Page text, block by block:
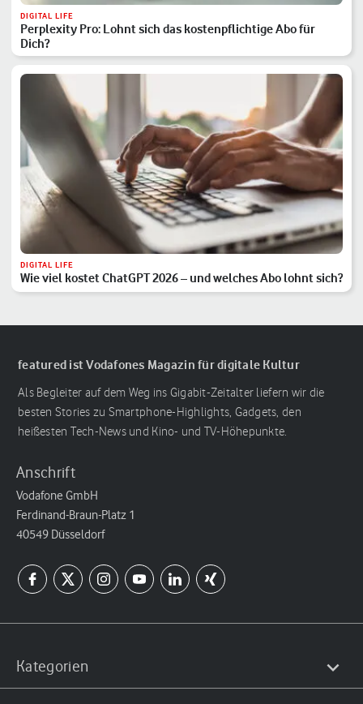
DIGITAL LIFE
Perplexity Pro: Lohnt sich das kostenpflichtige Abo für
Dich?
DIGITAL LIFE
Wie viel kostet ChatGPT 2026 – und welches Abo lohnt sich?
featured ist Vodafones Magazin für digitale Kultur
Als Begleiter auf dem Weg ins Gigabit-Zeitalter liefern wir die
besten Stories zu Smartphone-Highlights, Gadgets, den
heißesten Tech-News und Kino- und TV-Höhepunkte.
Anschrift
Vodafone GmbH
Ferdinand-Braun-Platz 1
40549 Düsseldorf
Kategorien